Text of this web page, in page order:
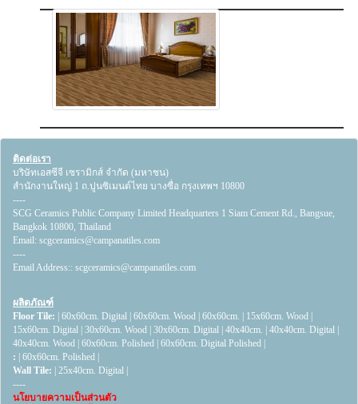
ติดต่อเรา
บริษัทเอสซีจี เซรามิกส์ จำกัด (มหาชน)
สำนักงานใหญ่ 1 ถ.ปูนซิเมนต์ไทย บางซื่อ กรุงเทพฯ 10800
----
SCG Ceramics Public Company Limited Headquarters 1 Siam Cement Rd., Bangsue,
Bangkok 10800, Thailand
Email: scgceramics@campanatiles.com
----
Email Address:: scgceramics@campanatiles.com
ผลิตภัณฑ์
Floor Tile: | 60x60cm. Digital | 60x60cm. Wood | 60x60cm. | 15x60cm. Wood |
15x60cm. Digital | 30x60cm. Wood | 30x60cm. Digital | 40x40cm. | 40x40cm. Digital |
40x40cm. Wood | 60x60cm. Polished | 60x60cm. Digital Polished |
: | 60x60cm. Polished |
Wall Tile: | 25x40cm. Digital |
----
นโยบายความเป็นส่วนตัว